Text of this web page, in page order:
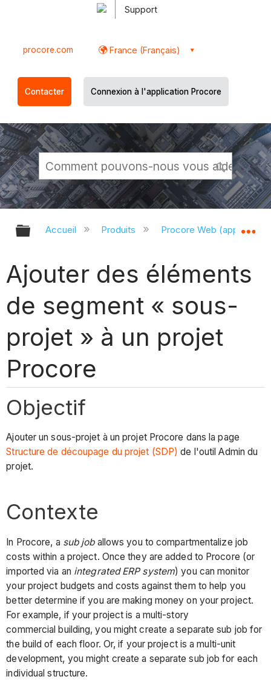
Support
procore.com France (Français)
Contacter Connexion à l'application Procore
Développer/réduire la hiérarchie
Accueil Produits Procore Web
Ajouter des éléments
de segment « sous-
projet » à un projet
Procore
Objectif
Ajouter un sous-projet à un projet Procore dans la page
Structure de découpage du projet (SDP) de l'outil Admin du
projet.
Contexte
In Procore, a sub joballows you to compartmentalize job
costs within a project. Once they are added to Procore (or
imported via an integrated ERP system) you can monitor
your project budgets and costs against them to help you
better determine if you are making money on your project.
For example, if your project is a multi-story
commercial building, you might create a separate sub job for
the build of each floor. Or, if your project is a multi-unit
development, you might create a separate sub job for each
individual structure.